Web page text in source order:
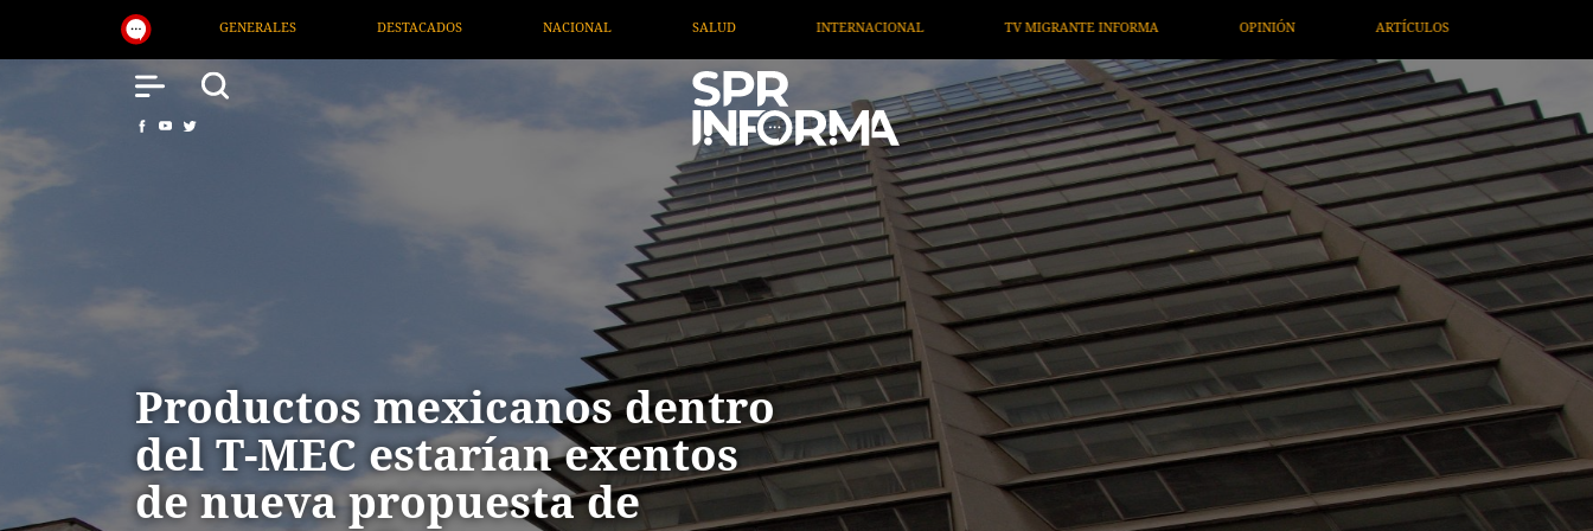
DESTACADOS NACIONAL SALUD INTERNACIONAL TV MIGRANTE INFORMA OPINIÓN ARTÍCULOS ARTE / ENTRETENIMIENTO
Productos mexicanos dentro
del T-MEC estarían exentos
de nueva propuesta de